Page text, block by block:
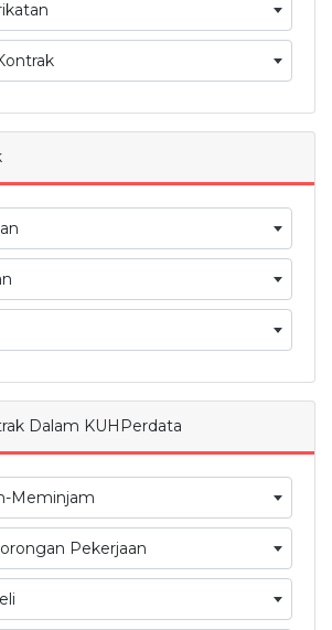
Dalam KUHPerdata
Meminjam
Pekerjaan